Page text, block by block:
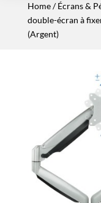
Home/Écrans &
double-écran à
(Argent)
Ordinateurs
Graphique
Mémoire
Cartes
mères